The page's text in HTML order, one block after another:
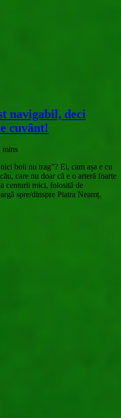
navigabil, deci
cuvânt!
mins
boii nu trag”? Ei, cam așa e cu
care nu doar că e o arteră foarte
centurii mici, folosită de
spre/dinspre Piatra Neamț.